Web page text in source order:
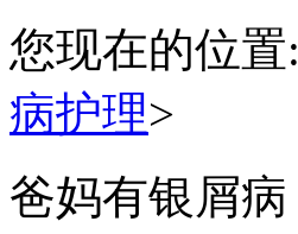
您现在的位置:
病护理>
爸妈有银屑病